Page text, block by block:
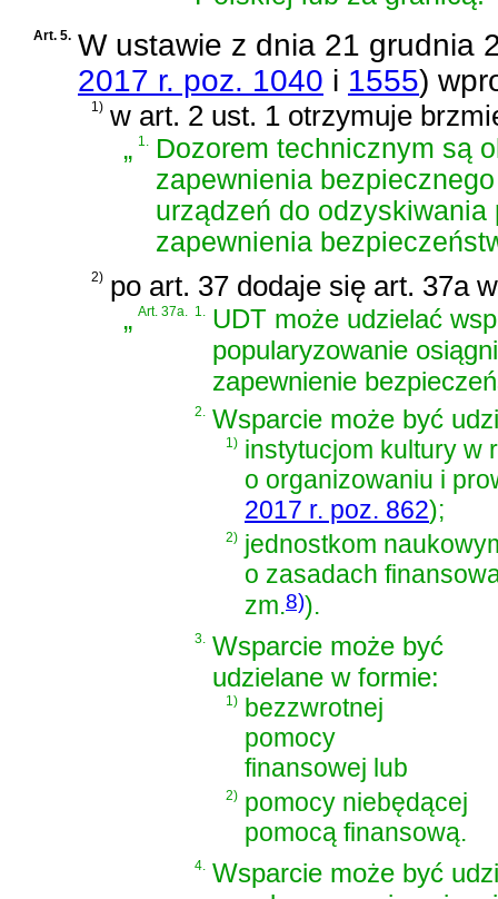
Art. 5. W ustawie z dnia 21 grudnia
2017 r. poz. 1040 i 1555)
1) w art. 2 ust. 1 otrzymuje
„1. Dozorem technicznym są
zapewnienia
urządzeń do odzyskiwania
zapewnienia
2) po art. 37 dodaje się art. 37a
„Art. 37a. 1. UDT może udzielać
popularyzowanie
zapewnienie
2. Wsparcie może być
1) instytucjom kultury w
o organizowaniu i
2017 r. poz. 862);
2) jednostkom
o zasadach
zm.8)).
3. Wsparcie może być
udzielane w formie:
1)
bezzwrotnej
pomocy
finansowej lub
2) pomocy niebędącej
pomocą finansową.
4. Wsparcie może być